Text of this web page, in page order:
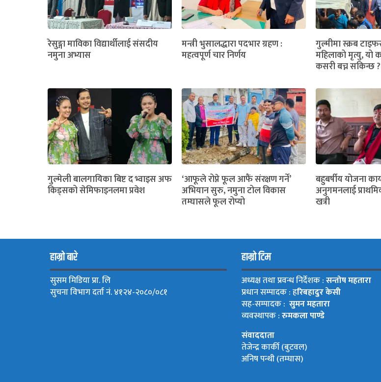
रेसुङ्गा माविका विद्यार्थीलाई संसदीय
नमुना अभ्यास
मन्त्री भुसालद्धारा पदभार ग्रहण :
महत्वपूर्ण चार निर्णय
गुल्मीमा स्क्रब
महिलाको मृत्यु, यो
कसरी बच्न सकिन्छ ?
गुल्मेली बालगायिका बिष्ट द भ्वाइस अफ
किड्सको सेमिफाइनलमा प्रवेश
‘आफूले रोप्ने फूल आफैं संरक्षण गर्ने’
अभियान सुरु, नमुना टोल विकास
तम्घासले फूल रोप्यो
बहुबर्षीय योजना
अनुगमनलाई
खत्री
हाम्रो बारे
सुसम मिडिया प्रा. लि
सुचना विभाग दर्ता नं. ४१२४-२०८०/०८१
हाम्रो टिम
अध्यक्ष तथा प्रवन्ध निर्देशक :सन्तोष महतारा
प्रधान सम्पादक : हरिबहादुर केसी
सह-सम्पादक : सुमन महतारा
व्यवस्थापक :रुमकला पाण्डे
संवाददाता
तेजेन्द्र कार्की (बुटवल)
अनिष पन्थी (तम्घास)